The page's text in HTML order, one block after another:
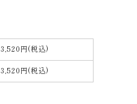
3,520円(税込)
3,520円(税込)